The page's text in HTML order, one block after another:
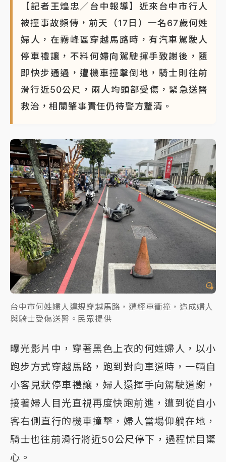
標？ 鴻海本週法說法人關注的四大重點
NBA｜ 傳奇名帥驚傳離世！曾以「瘋狂籃球」震撼聯
盟 兩大愛徒向他致
【記者王煌忠／台中報導】近來台中市行人
被撞事故頻傳，前天（17日）一名67歲何姓
婦人，在霧峰區穿越馬路時，有汽車駕駛人
停車禮讓，不料何婦向駕駛揮手致謝後，隨
即快步通過，遭機車撞擊倒地，騎士則往前
滑行近50公尺，兩人均頭部受傷，緊急送醫
救治，相關肇事責任仍待警方釐清。
台中市何姓婦人違規穿越馬路，遭經車衝撞，造成婦人
與騎士受傷送醫。民眾提供
曝光影片中，穿著黑色上衣的何姓婦人，以小
跑步方式穿越馬路，跑到對向車道時，一輛自
小客見狀停車禮讓，婦人還揮手向駕駛道謝，
接著婦人目光直視再度快跑前進，遭到從自小
客右側直行的機車撞擊，婦人當場仰躺在地，
騎士也往前滑行將近50公尺停下，過程怵目驚
心。